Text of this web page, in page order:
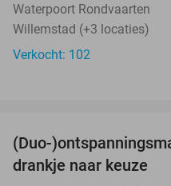
Waterpoort Rondvaarten
Willemstad (+3 locaties)
Verkocht: 102
(Duo-
drankje naar keuze